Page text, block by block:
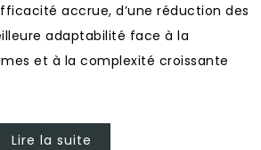
accrue, d’une réduction des
adaptabilité face à la
et à la complexité croissante
Lire la suite